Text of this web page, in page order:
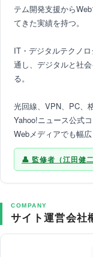
テム開発支援から
てきた実績を持つ。
IT・デジタルテクノ
通し、デジタルと社
る。
光回線、VPN、PC、
Yahoo!ニュース公式
Webメディアでも幅広
監修者（江田健
COMPANY
サイト運営会社